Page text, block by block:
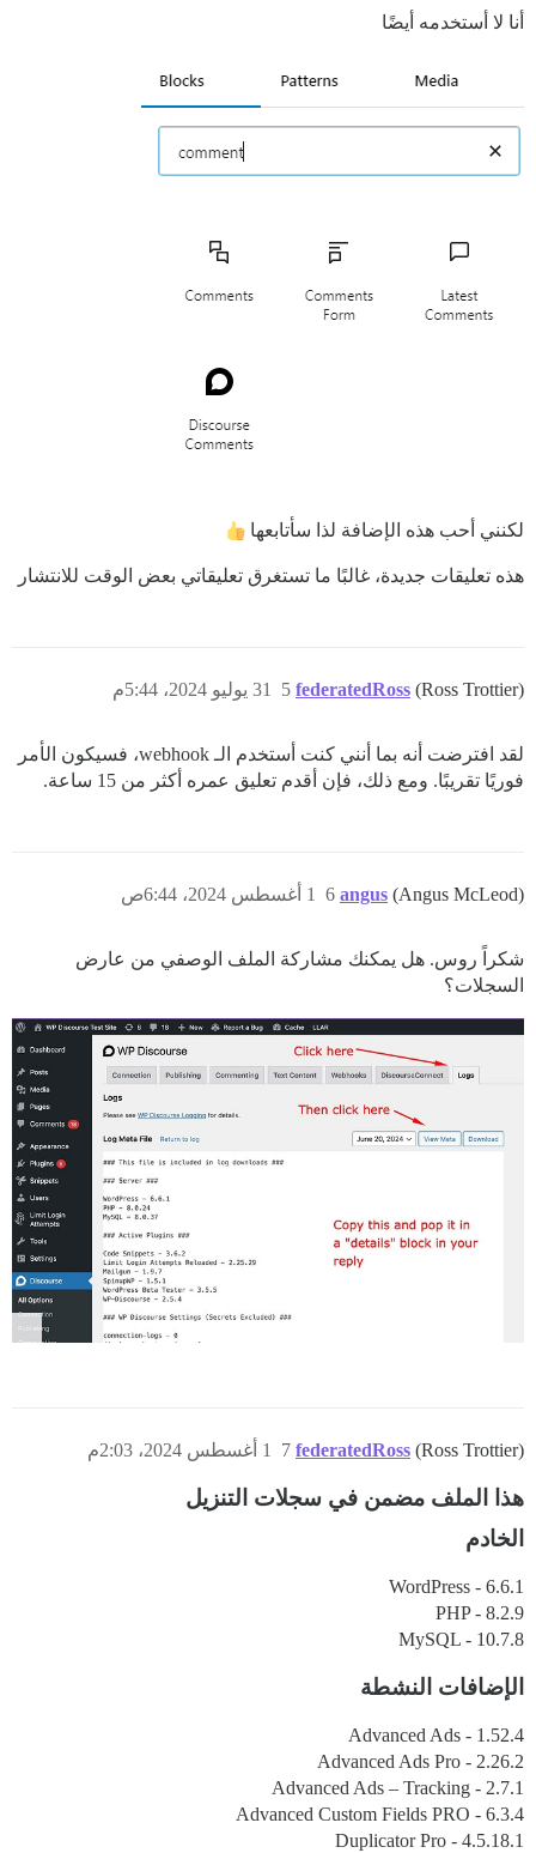
أنا لا أستخدمه أيضًا
لكنني أحب هذه الإضافة لذا سأتابعها
هذه تعليقات جديدة، غالبًا ما تستغرق تعليقاتي بعض الوقت للانتشار
federatedRoss (Ross Trottier) 31 يوليو 2024، 5:44م 5
لقد افترضت أنه بما أنني كنت أستخدم الـ webhook، فسيكون الأمر
فوريًا تقريبًا. ومع ذلك، فإن أقدم تعليق عمره أكثر من 15 ساعة.
angus (Angus McLeod) 1 أغسطس 2024، 6:44ص 6
شكراً روس. هل يمكنك مشاركة الملف الوصفي من عارض
السجلات؟
federatedRoss (Ross Trottier) 1 أغسطس 2024، 2:03م 7
هذا الملف مضمن في سجلات التنزيل
الخادم
WordPress - 6.6.1
PHP - 8.2.9
MySQL - 10.7.8
الإضافات النشطة
Advanced Ads - 1.52.4
Advanced Ads Pro - 2.26.2
Advanced Ads – Tracking - 2.7.1
Advanced Custom Fields PRO - 6.3.4
Duplicator Pro - 4.5.18.1